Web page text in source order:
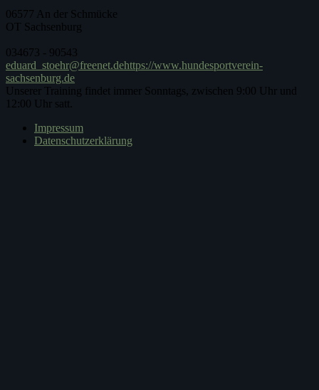
06577 An der Schmücke
OT Sachsenburg
034673 - 90543
eduard_stoehr@freenet.dehttps://www.hundesportverein-
sachsenburg.de
Unserer Training findet immer Sonntags, zwischen 9:00 Uhr und
12:00 Uhr satt.
Impressum
Datenschutzerklärung